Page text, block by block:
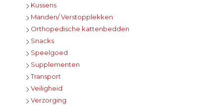
Kussens
Manden/ Verstopplekken
Orthopedische kattenbedden
Snacks
Speelgoed
Supplementen
Transport
Veiligheid
Verzorging